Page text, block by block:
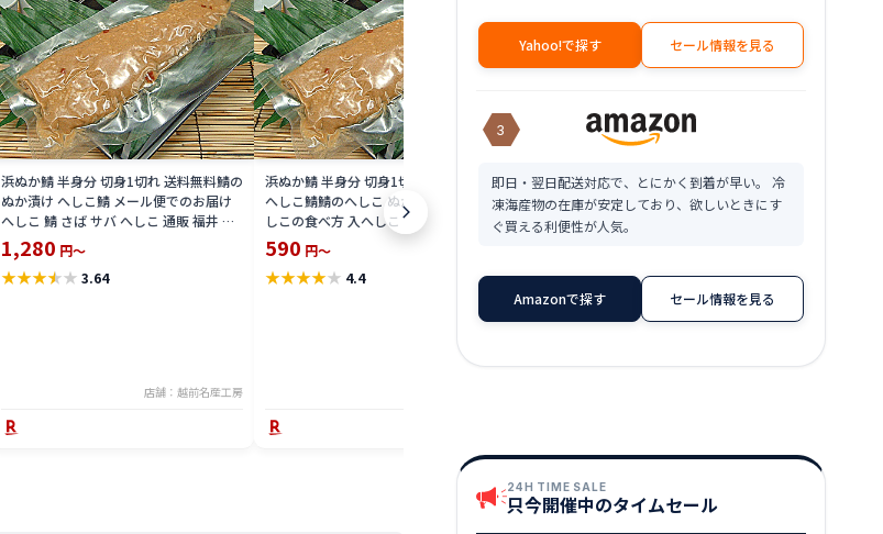
浜ぬか鯖 半身分 切身1切れ 送料無料鯖の
ぬか漬け へしこ鯖 メール便でのお届け
へしこ 鯖 さば サバ へしこ 通販 福井 伝
統食楽天 通販 価格 販売 母の日 記念 ギ
フト
1,280 円～
★★★★★ 3.64
店舗：越前名産工房
浜ぬか鯖 半身分 切身1切れ 鯖のぬか漬け
へしこ鯖鯖のへしこ ぬか漬け 福井 鯖 へ
しこの食べ方 入へしこ 鯖 さば サバ へし
こ 通販 福井 伝統食 限定 楽天 通販 価格
特価 販売 お土産
590 円～
★★★★★ 4.4
本乾き 身欠きニシン 3kg(500g×6個入)
送料無料本 乾燥 身 欠きにしん 鯡 鰊 み
がき にし ん本乾燥 乾き 本 干し 干物 限
★
Yahoo!で探す セール情報を見る
3
即日・翌日配送対応で、とにかく到着が早い。 冷
凍海産物の在庫が安定しており、欲しいときにす
ぐ買える利便性が人気。
Amazonで探す セール情報を見る
24H TIME SALE
只今開催中のタイムセール